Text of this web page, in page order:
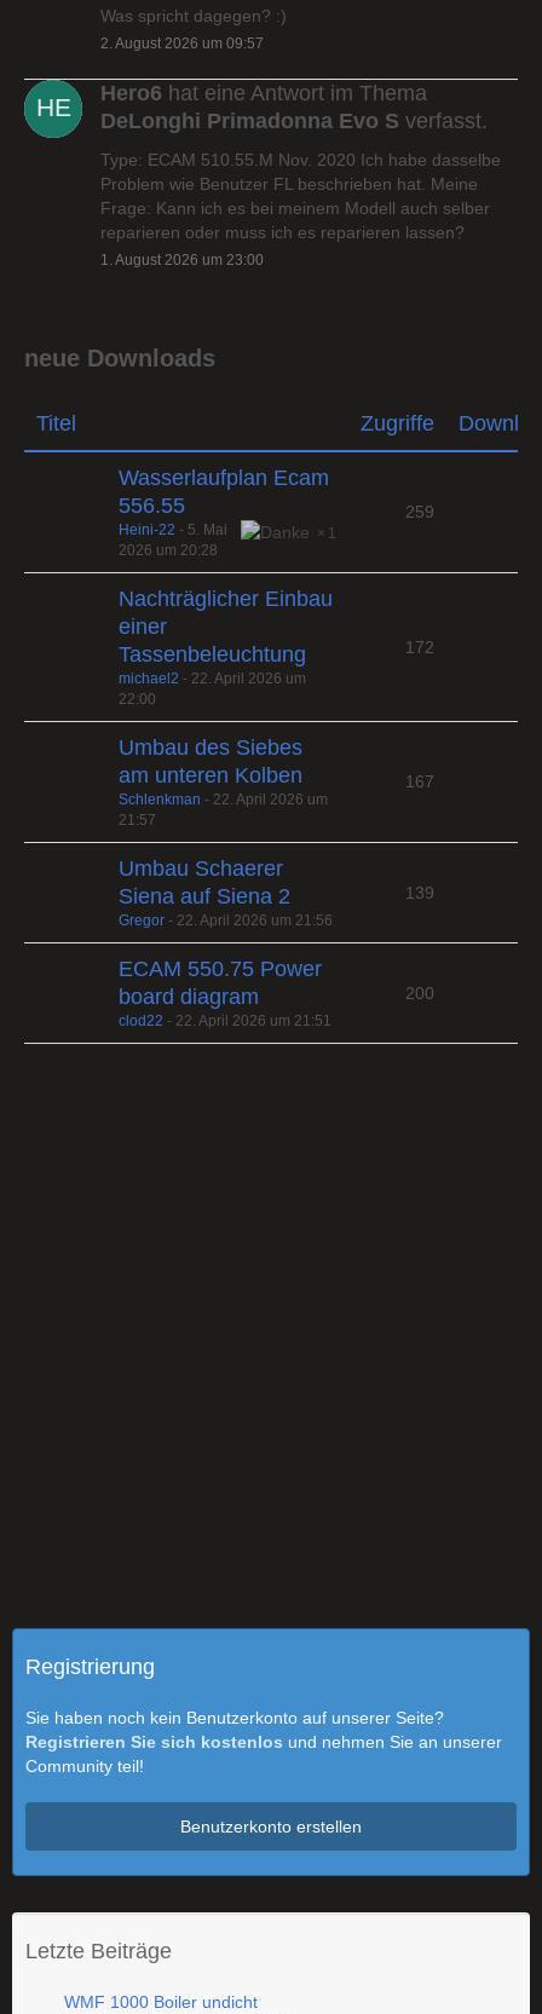
Was spricht dagegen? :)
2. August 2026 um 09:57
Hero6 hat eine Antwort im Thema
DeLonghi Primadonna Evo S verfasst.
Type: ECAM 510.55.M Nov. 2020 Ich habe dasselbe
Problem wie Benutzer FL beschrieben hat. Meine
Frage: Kann ich es bei meinem Modell auch selber
reparieren oder muss ich es reparieren lassen?
1. August 2026 um 23:00
neue Downloads
Titel Zugriffe
Wasserlaufplan Ecam
556.55
1
Heini-22 - 5. Mai
2026 um 20:28
259
Nachträglicher Einbau
einer
Tassenbeleuchtung
michael2 - 22. April 2026 um
22:00
172
Umbau des Siebes
am unteren Kolben
Schlenkman - 22. April 2026 um
21:57
167
Umbau Schaerer
Siena auf Siena 2
Gregor - 22. April 2026 um 21:56
139
ECAM 550.75 Power
board diagram
clod22 - 22. April 2026 um 21:51
200
Registrierung
Sie haben noch kein Benutzerkonto auf unserer Seite?
Registrieren Sie sich kostenlos und nehmen Sie an unserer
Community teil!
Benutzerkonto erstellen
Letzte Beiträge
WMF 1000 Boiler undicht